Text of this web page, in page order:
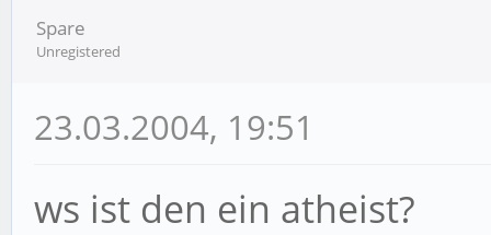
Spare
Unregistered
23.03.2004, 19:51
ws ist den ein atheist?